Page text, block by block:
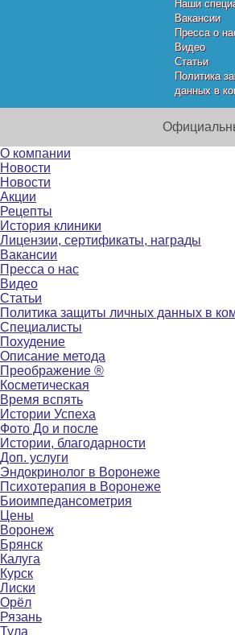
Наши
Вакансии
Пресса о
Видео
Статьи
Политика
данных в
О компании
Новости
Новости
Акции
Рецепты
История клиники
Лицензии, сертификаты, награды
Вакансии
Пресса о нас
Видео
Статьи
Политика защиты личных данных в
Специалисты
Похудение
Описание метода
Преображение ®
Косметическая
Время вспять
Истории Успеха
Фото До и после
Истории, благодарности
Доп. услуги
Эндокринолог в Воронеже
Психотерапия в Воронеже
Биоимпедансометрия
Цены
Воронеж
Брянск
Калуга
Курск
Лиски
Орёл
Рязань
Тула